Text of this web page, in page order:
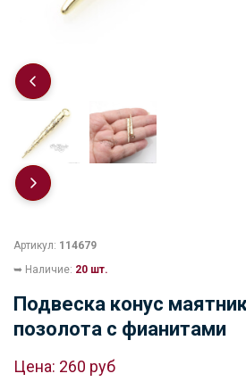
Артикул: 114679
➥ Наличие: 20 шт.
Подвеска конус
позолота с фианитами
Цена: 260 руб